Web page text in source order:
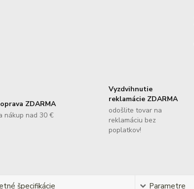
ZDARMA
nákup nad 30 €
Vyzdvihnutie
reklamácie ZDARMA
odošlite tovar na
reklamáciu bez
poplatkov!
špecifikácie Parametre